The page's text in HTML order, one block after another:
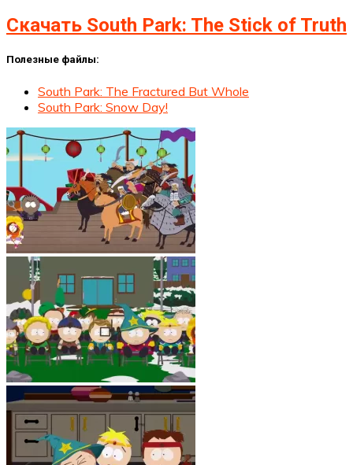
Скачать South Park: The Stick of Truth
Полезные файлы:
South Park: The Fractured But Whole
South Park: Snow Day!